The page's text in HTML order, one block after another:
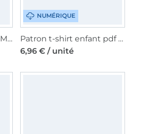
Patron robe enfant pdf Mary Lou Fadenkäfer, en français
NUMÉRIQUE
Patron t-shirt enfant pdf Fly Fadenkäfer, en allemand
6,96 € / unité